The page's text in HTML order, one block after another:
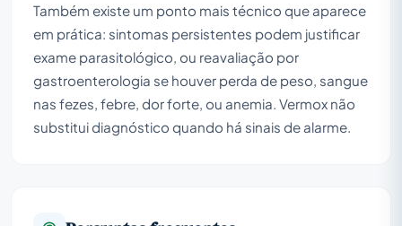
Também existe um ponto mais técnico que aparece
em prática: sintomas persistentes podem justificar
exame parasitológico, ou reavaliação por
gastroenterologia se houver perda de peso, sangue
nas fezes, febre, dor forte, ou anemia. Vermox não
substitui diagnóstico quando há sinais de alarme.